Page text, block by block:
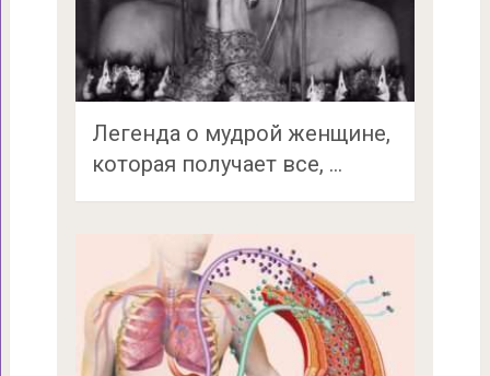
Легенда о мудрой женщине,
которая получает все, …